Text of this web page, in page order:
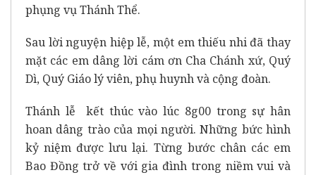
phụng vụ Thánh Thể.
Sau lời nguyện hiệp lễ, một em thiếu nhi đã thay
mặt các em dâng lời cám ơn Cha Chánh xứ, Quý
Dì, Quý Giáo lý viên, phụ huynh và cộng đoàn.
Thánh lễ kết thúc vào lúc 8g00 trong sự hân
hoan dâng trào của mọi người. Những bức hình
kỷ niệm được lưu lại. Từng bước chân các em
Bao Đồng trở về với gia đình trong niềm vui và